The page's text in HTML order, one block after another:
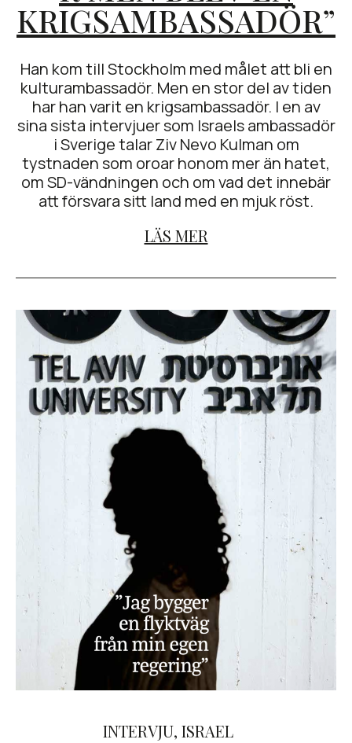
KRIGSAMBASSADÖR”
Han kom till Stockholm med målet att bli en
kulturambassadör. Men en stor del av tiden
har han varit en krigsambassadör. I en av
sina sista intervjuer som Israels ambassadör
i Sverige talar Ziv Nevo Kulman om
tystnaden som oroar honom mer än hatet,
om SD-vändningen och om vad det innebär
att försvara sitt land med en mjuk röst.
LÄS MER
INTERVJU, ISRAEL